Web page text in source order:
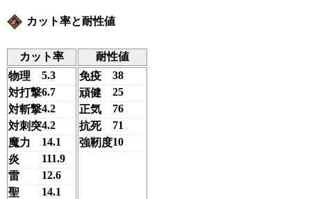
カット率と耐性値
カット率
耐性値
物理
5.3
対打撃6.7
対斬撃4.2
対刺突4.2
魔力
14.1
炎
111.9
雷
12.6
聖
14.1
免疫
38
頑健
25
正気
76
抗死
71
強靭度10